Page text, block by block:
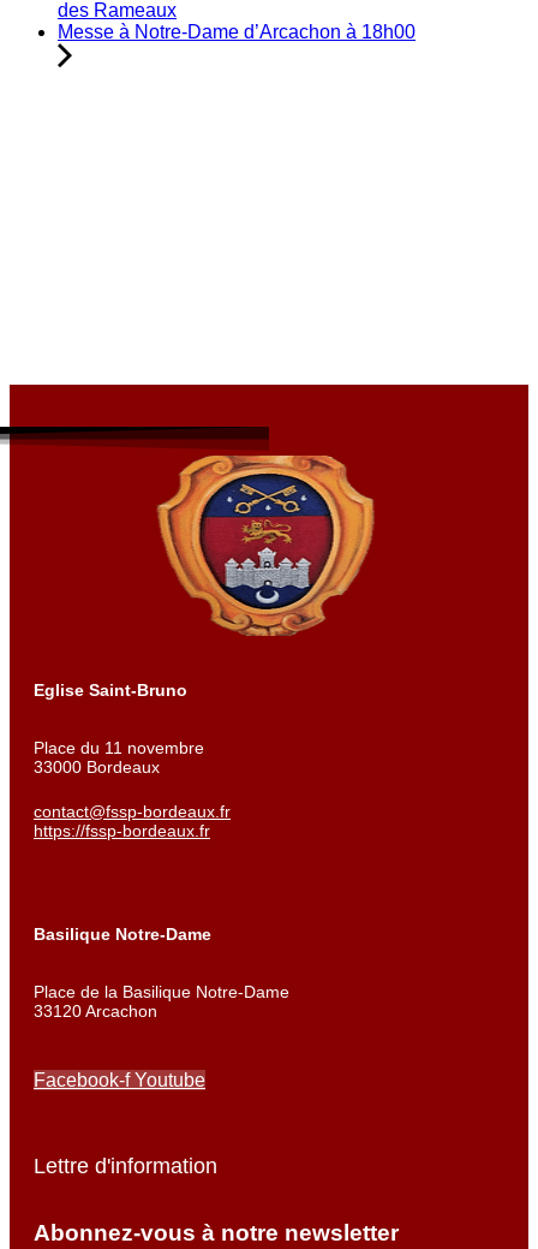
des Rameaux
Messe à Notre-Dame d’Arcachon à 18h00
Eglise Saint-Bruno
Place du 11 novembre
33000 Bordeaux
contact@fssp-bordeaux.fr
https://fssp-bordeaux.fr
Basilique Notre-Dame
Place de la Basilique Notre-Dame
33120 Arcachon
Facebook-f Youtube
Lettre d'information
Abonnez-vous à notre newsletter